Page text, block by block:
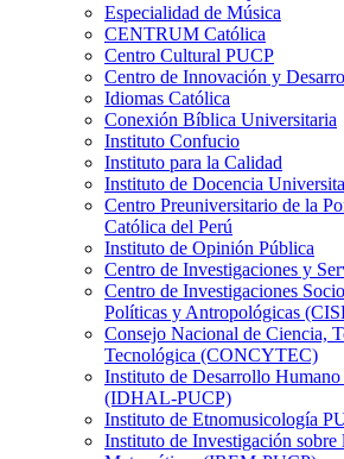
Especialidad de Música
CENTRUM Católica
Centro Cultural PUCP
Centro de Innovación y
Idiomas Católica
Conexión Bíblica Universitaria
Instituto Confucio
Instituto para la Calidad
Instituto de Docencia
Centro Preuniversitario de la
Católica del Perú
Instituto de Opinión Pública
Centro de Investigaciones y
Centro de Investigaciones
Políticas y Antropológicas
Consejo Nacional de Ciencia,
Tecnológica (CONCYTEC)
Instituto de Desarrollo
(IDHAL-PUCP)
Instituto de Etnomusicología
Instituto de Investigación sobre